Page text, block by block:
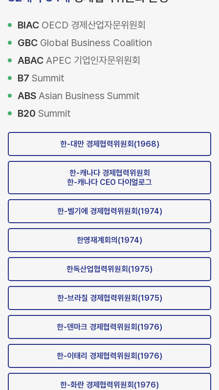
BIAC OECD 경제산업자문위원회
GBC Global Business Coalition
ABAC APEC 기업인자문위원회
B7 Summit
ABS Asian Business Summit
B20 Summit
한-대만 경제협력위원회(1968)
한-캐나다 경제협력위원회
한-캐나다 CEO 다이얼로그
한-벨기에 경제협력위원회(1974)
한영재계회의(1974)
한독산업협력위원회(1975)
한-브라질 경제협력위원회(1975)
한-덴마크 경제협력위원회(1976)
한-이태리 경제협력위원회(1976)
한-화란 경제협력위원회(1976)